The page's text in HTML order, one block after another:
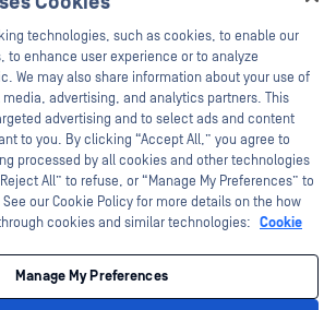
canal
Fișe de date
Cărți albe
Instrumente gratuite
rezervate. OPSWAT, MetaDefender, Metascan,
no File. Trust No Device., OPSWAT , Protecting the
Deep CDR™ Technology, InQuest, logo-ul InQuest,
Inspection și Join the Hunt sunt mărci comerciale ale
ale terților sunt proprietatea deținătorilor respectivi.
technologies, such as cookies, to enable our
to enhance user experience or to analyze
We may also share information about your use of
advertising, and analytics partners. This
advertising and to select ads and content
to you. By clicking “Accept All,” you agree to
processed by all cookies and other technologies
All” to refuse, or “Manage My Preferences” to
our Cookie Policy for more details on the how
cookies and similar technologies: Cookie
Manage My Preferences
Hey there!
I'm Ozzy, your OPSWAT virtual assistant.
How can I help you secure what's critical
today?